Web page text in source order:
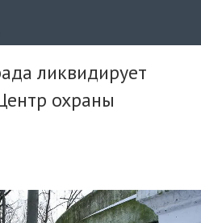
ликвидирует
охраны